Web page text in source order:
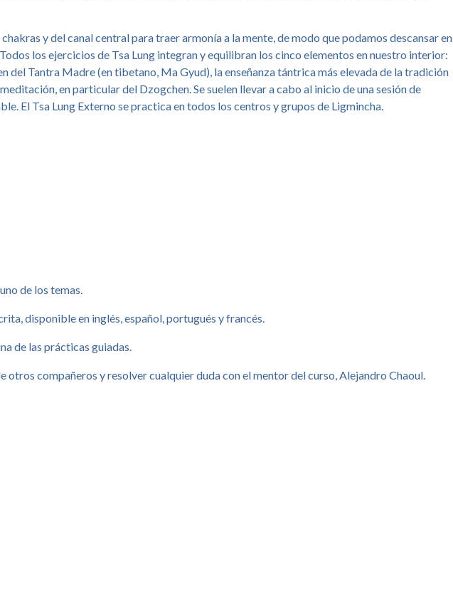
y del canal central para traer armonía a la mente, de modo que podamos descansar en
los ejercicios de Tsa Lung integran y equilibran los cinco elementos en nuestro interior:
del Tantra Madre (en tibetano, Ma Gyud), la enseñanza tántrica más elevada de la tradición
en particular del Dzogchen. Se suelen llevar a cabo al inicio de una sesión de
El Tsa Lung Externo se practica en todos los centros y grupos de Ligmincha.
de los temas.
disponible en inglés, español, portugués y francés.
de las prácticas guiadas.
compañeros y resolver cualquier duda con el mentor del curso, Alejandro Chaoul.